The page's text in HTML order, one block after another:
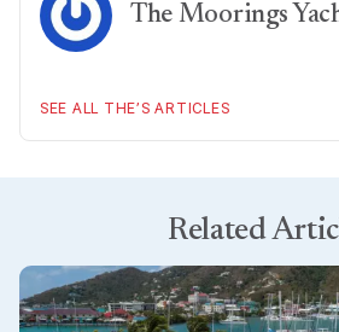
The Moorings
SEE ALL THE’S ARTICLES
Related